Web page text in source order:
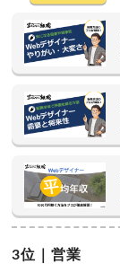
3位｜営業